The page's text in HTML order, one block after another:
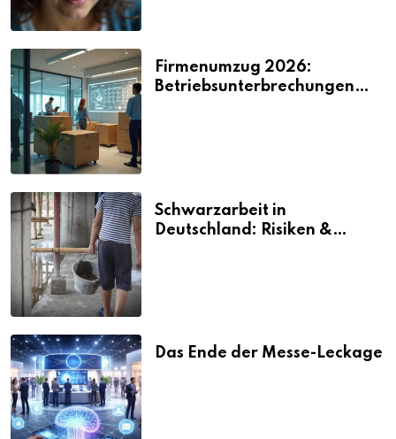
Firmenumzug 2026:
Betriebsunterbrechungen
Schwarzarbeit in
Deutschland: Risiken &
Das Ende der Messe-Leckage